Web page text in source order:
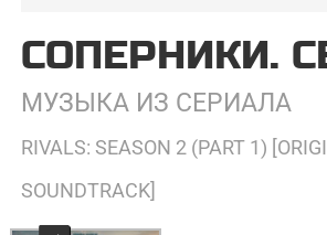
СОПЕРНИКИ.
МУЗЫКА ИЗ СЕРИАЛА
RIVALS: SEASON 2 (PART 1)
SOUNDTRACK]